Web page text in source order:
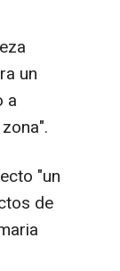
un
a
"un
de